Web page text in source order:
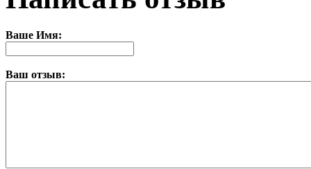
Ваше Имя:
Ваш отзыв: